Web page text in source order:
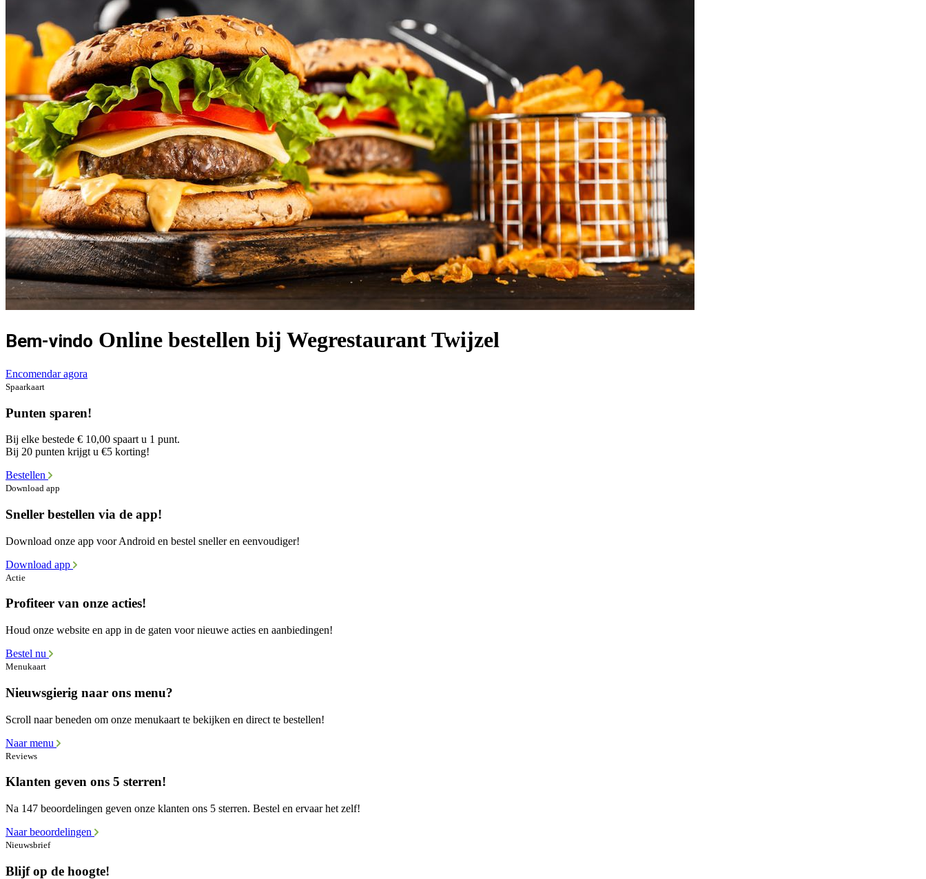
Bem-vindo Online bestellen bij Wegrestaurant Twijzel
Encomendar agora
Spaarkaart
Punten sparen!
Bij elke bestede € 10,00 spaart u 1 punt.
Bij 20 punten krijgt u €5 korting!
Bestellen
Download app
Sneller bestellen via de app!
Download onze app voor Android en bestel sneller en eenvoudiger!
Download app
Actie
Profiteer van onze acties!
Houd onze website en app in de gaten voor nieuwe acties en aanbiedingen!
Bestel nu
Menukaart
Nieuwsgierig naar ons menu?
Scroll naar beneden om onze menukaart te bekijken en direct te bestellen!
Naar menu
Reviews
Klanten geven ons 5 sterren!
Na 147 beoordelingen geven onze klanten ons 5 sterren. Bestel en ervaar het zelf!
Naar beoordelingen
Nieuwsbrief
Blijf op de hoogte!